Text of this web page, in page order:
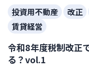
投資用不動産 改正
賃貸経営
令和8年度税制改正
る？vol.1